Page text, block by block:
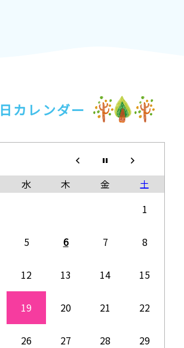
カレンダー
水 木 金
土
1
5 6 7 8
12 13 14 15
19 20 21 22
26 27 28 29